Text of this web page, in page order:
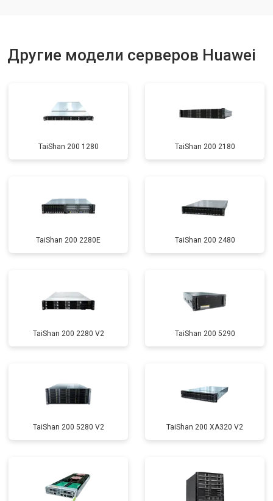
Другие модели серверов Huawei
TaiShan 200 1280 TaiShan 200 2180
TaiShan 200 2280E TaiShan 200 2480
TaiShan 200 2280 V2 TaiShan 200 5290
TaiShan 200 5280 V2 TaiShan 200 XA320 V2